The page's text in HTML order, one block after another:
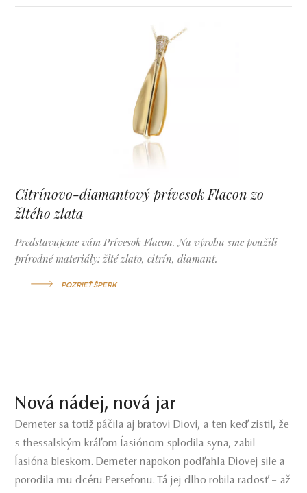
Citrínovo-diamantový prívesok Flacon zo
žltého zlata
Predstavujeme vám Prívesok Flacon. Na výrobu sme použili
prírodné materiály: žlté zlato, citrín, diamant.
POZRIEŤ ŠPERK
Nová nádej, nová jar
Demeter sa totiž páčila aj bratovi Diovi, a ten keď zistil, že
s thessalským kráľom Íasiónom splodila syna, zabil
Íasióna bleskom. Demeter napokon podľahla Diovej sile a
porodila mu dcéru Persefonu. Tá jej dlho robila radosť – až